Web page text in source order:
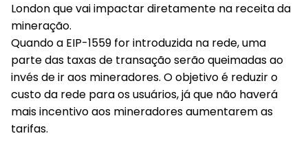
London que vai impactar diretamente na receita da
mineração.
Quando a EIP-1559 for introduzida na rede, uma
parte das taxas de transação serão queimadas ao
invés de ir aos mineradores. O objetivo é reduzir o
custo da rede para os usuários, já que não haverá
mais incentivo aos mineradores aumentarem as
tarifas.